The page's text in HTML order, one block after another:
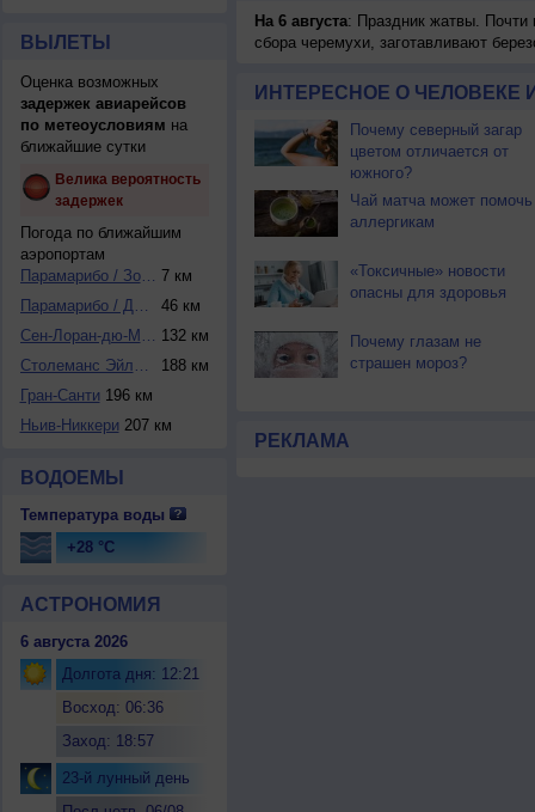
ВЫЛЕТЫ
Оценка возможных
задержек авиарейсов
по метеоусловиям на
ближайшие сутки
Велика вероятность
задержек
Погода по ближайшим
аэропортам
Парамарибо / Зорг... 7 км
Парамарибо / Джоа...
46 км
Сен-Лоран-дю-Маро... 132 км
Столеманс Эйланд
188 км
Гран-Санти 196 км
Ньив-Никкери 207 км
ВОДОЕМЫ
Температура воды
+28 °C
АСТРОНОМИЯ
6 августа 2026
Долгота дня: 12:21
Восход: 06:36
Заход: 18:57
23-й лунный день
На 6 августа: Праздник жатвы. Почти
сбора черемухи, заготавливают
ИНТЕРЕСНОЕ О ЧЕЛОВЕКЕ
Почему северный загар
цветом отличается от
южного?
Чай матча может помочь
аллергикам
«Токсичные» новости
опасны для здоровья
Почему глазам не
страшен мороз?
РЕКЛАМА